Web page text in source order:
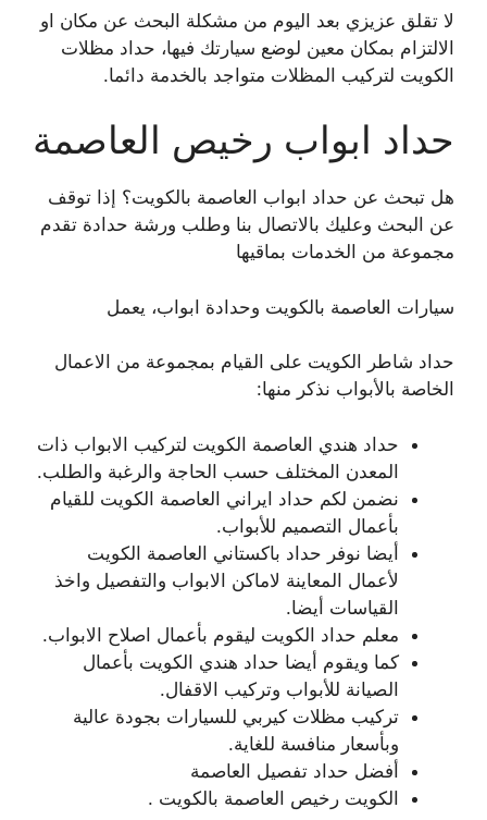
لا تقلق عزيزي بعد اليوم من مشكلة البحث عن مكان او
الالتزام بمكان معين لوضع سيارتك فيها، حداد مظلات
الكويت لتركيب المظلات متواجد بالخدمة دائما.
حداد ابواب رخيص العاصمة
هل تبحث عن حداد ابواب العاصمة بالكويت؟ إذا توقف
عن البحث وعليك بالاتصال بنا وطلب ورشة حدادة تقدم
مجموعة من الخدمات بماقيها
سيارات العاصمة بالكويت وحدادة ابواب، يعمل
حداد شاطر الكويت على القيام بمجموعة من الاعمال
الخاصة بالأبواب نذكر منها:
حداد هندي العاصمة الكويت لتركيب الابواب ذات
المعدن المختلف حسب الحاجة والرغبة والطلب.
نضمن لكم حداد ايراني العاصمة الكويت للقيام
بأعمال التصميم للأبواب.
أيضا نوفر حداد باكستاني العاصمة الكويت
لأعمال المعاينة لاماكن الابواب والتفصيل واخذ
القياسات أيضا.
معلم حداد الكويت ليقوم بأعمال اصلاح الابواب.
كما ويقوم أيضا حداد هندي الكويت بأعمال
الصيانة للأبواب وتركيب الاقفال.
تركيب مظلات كيربي للسيارات بجودة عالية
وبأسعار منافسة للغاية.
أفضل حداد تفصيل العاصمة
الكويت رخيص العاصمة بالكويت .